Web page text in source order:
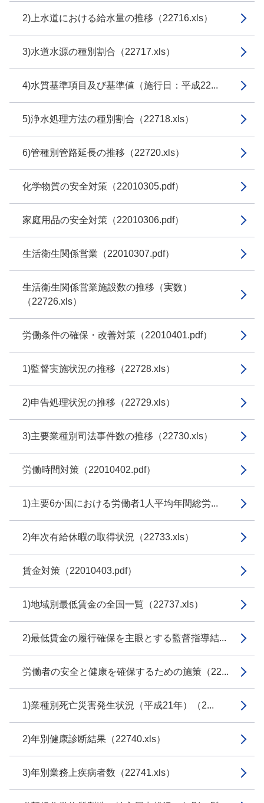
2)上水道における給水量の推移（22716.xls）
3)水道水源の種別割合（22717.xls）
4)水質基準項目及び基準値（施行日：平成22...
5)浄水処理方法の種別割合（22718.xls）
6)管種別管路延長の推移（22720.xls）
化学物質の安全対策（22010305.pdf）
家庭用品の安全対策（22010306.pdf）
生活衛生関係営業（22010307.pdf）
生活衛生関係営業施設数の推移（実数）
（22726.xls）
労働条件の確保・改善対策（22010401.pdf）
1)監督実施状況の推移（22728.xls）
2)申告処理状況の推移（22729.xls）
3)主要業種別司法事件数の推移（22730.xls）
労働時間対策（22010402.pdf）
1)主要6か国における労働者1人平均年間総労...
2)年次有給休暇の取得状況（22733.xls）
賃金対策（22010403.pdf）
1)地域別最低賃金の全国一覧（22737.xls）
2)最低賃金の履行確保を主眼とする監督指導結...
労働者の安全と健康を確保するための施策（22...
1)業種別死亡災害発生状況（平成21年）（2...
2)年別健康診断結果（22740.xls）
3)年別業務上疾病者数（22741.xls）